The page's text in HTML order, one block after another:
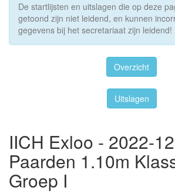
De startlijsten en uitslagen die op deze
getoond zijn niet leidend, en kunnen
gegevens bij het secretariaat zijn leidend!
Overzicht
Uitslagen
IICH Exloo - 2022-
Paarden 1.10m
Groep I